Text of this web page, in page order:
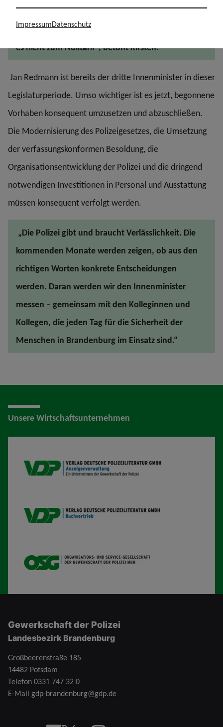
Polizei spricht, muss gleichermaßen in Technik und
in die Menschen investieren. Innere Sicherheit gibt
es nicht zum Nulltarif“, betont Kirsten.
Jan Redmann ist bereits der dritte Innenminister in dieser
Legislaturperiode. Umso wichtiger ist es jetzt, begonnene
Vorhaben konsequent umzusetzen und abzuschließen.
Die Modernisierung des Polizeigesetzes, die Umsetzung
der verfassungskonformen Besoldung, die
Organisationsentwicklung der Polizei und die dringend
notwendigen Investitionen in Personal und Ausstattung
müssen konsequent verfolgt werden.
„Die Polizei gibt und braucht Verlässlichkeit. Die
kommenden Monate werden zeigen, ob aus den
richtigen Worten konkrete Entscheidungen
werden. Daran werden wir den Innenminister
messen – gemeinsam mit den Kolleginnen und
Kollegen, die jeden Tag für die Sicherheit der
Menschen in Brandenburg im Einsatz sind.“
Unsere Wirtschaftsunternehmen
VDP AV
VDP B
OSG
Gewerkschaft der Polizei
Landesbezirk Brandenburg
Großbeerenstraße 185
14482 Potsdam
Telefon 0331 747 32 0
E-Mail gdp-brandenburg@gdp.de
ImpressumDatenschutz